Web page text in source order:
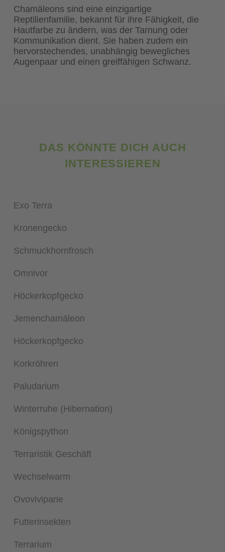
Chamäleons sind eine einzigartige
Reptilienfamilie, bekannt für ihre Fähigkeit, die
Hautfarbe zu ändern, was der Tarnung oder
Kommunikation dient. Sie haben zudem ein
hervorstechendes, unabhängig bewegliches
Augenpaar und einen greiffähigen Schwanz.
DAS KÖNNTE DICH AUCH
INTERESSIEREN
Exo Terra
Kronengecko
Schmuckhornfrosch
Omnivor
Höckerkopfgecko
Jemenchamäleon
Höckerkopfgecko
Korkröhren
Paludarium
Winterruhe (Hibernation)
Königspython
Terraristik Geschäft
Wechselwarm
Ovoviviparie
Futterinsekten
Terrarium